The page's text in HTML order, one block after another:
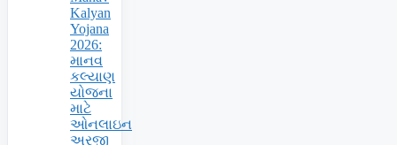
Kalyan
Yojana
2026:
માનવ
કલ્યાણ
યોજના
માટે
ઓનલાઇન
અરજી